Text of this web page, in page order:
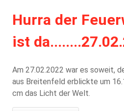
Hurra der
ist
Am 27.02.2022 war es soweit,
aus Breitenfeld erblickte um
cm das Licht der Welt.